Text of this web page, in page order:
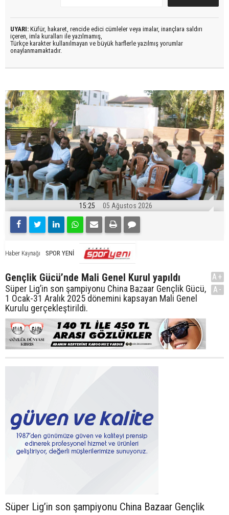
UYARI: Küfür, hakaret, rencide edici cümleler veya imalar, inançlara saldırı
içeren, imla kuralları ile yazılmamış,
Türkçe karakter kullanılmayan ve büyük harflerle yazılmış yorumlar
onaylanmamaktadır.
15:25 05 Ağustos 2026
Haber Kaynağı SPOR YENİ
Gençlik Gücü’nde Mali Genel Kurul yapıldı
Süper Lig’in son şampiyonu China Bazaar Gençlik Gücü,
1 Ocak-31 Aralık 2025 dönemini kapsayan Mali Genel
Kurulu gerçekleştirildi.
A+
A-
Süper Lig’in son şampiyonu China Bazaar Gençlik